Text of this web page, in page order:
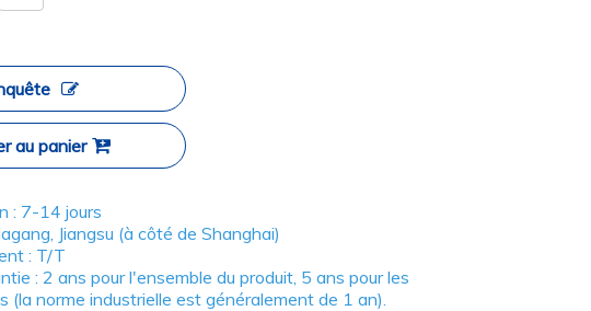
au panier
: 7-14 jours
Jiangsu (à côté de Shanghai)
: T/T
: 2 ans pour l'ensemble du produit, 5 ans pour les
(la norme industrielle est généralement de 1 an).